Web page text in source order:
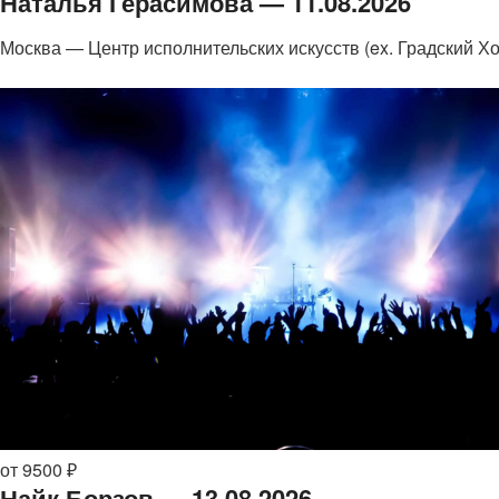
Москва — Центр исполнительских искусств (ex. Градский
от 9500 ₽